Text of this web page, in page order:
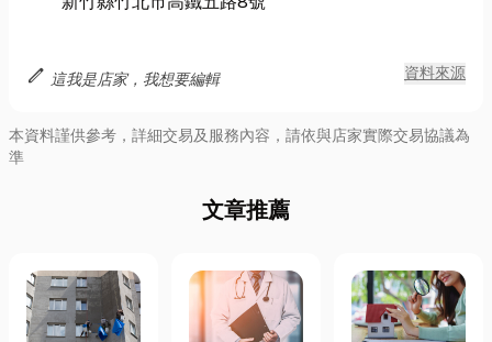
edit 這我是店家，我想要編輯 資料來源
本資料謹供參考，詳細交易及服務內容，請依與店家實際交易協議為
準
文章推薦